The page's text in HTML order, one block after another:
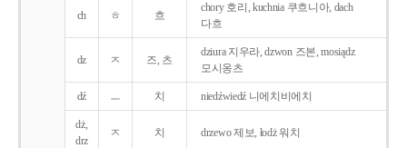
ch ㅎ 흐
chory 호리, kuchnia 쿠흐니아, dach
다흐
dz ㅈ 즈, 츠
dziura 지우라, dzwon 즈본, mosiądz
모시옹츠
dź ㅡ 치 niedźwiedź 니에치비에치
dż,
drz
ㅈ 치 drzewo 제보, łodż 워치